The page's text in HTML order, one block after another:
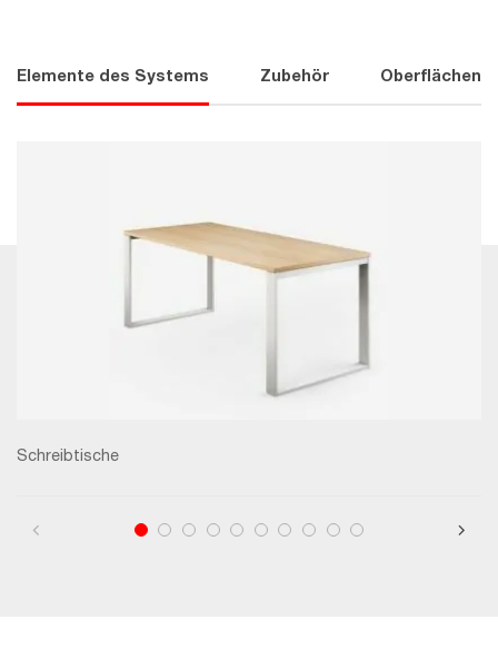
Elemente des Systems Zubehör Oberflächen
Schreibtische